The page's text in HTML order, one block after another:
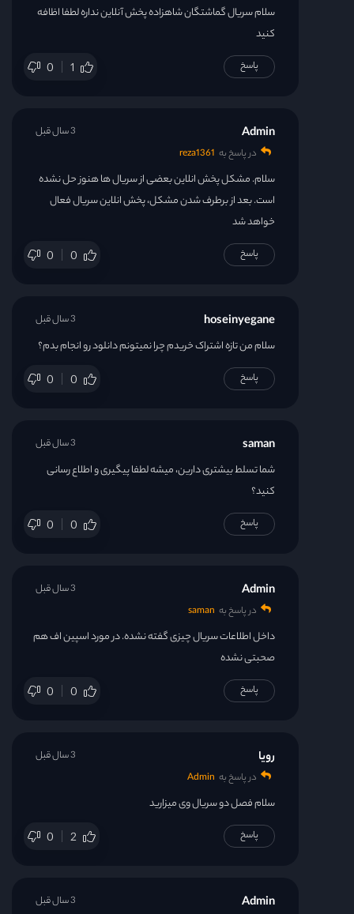
سلام سریال گماشتگان شاهزاده پخش آنلاین نداره لطفا اظافه
کنید
0 1 پاسخ
Admin
در پاسخ به reza1361
سلام. مشکل پخش انلاین بعضی از سریال ها هنوز حل نشده
است. بعد از برطرف شدن مشکل، پخش انلاین سریال فعال
خواهد شد
0 0
3 سال قبل
پاسخ
hoseinyegane
سلام من تازه اشتراک خریدم چرا نمیتونم دانلود رو انجام بدم؟
0 0
3 سال قبل
پاسخ
saman
شما تسلط بیشتری دارین، میشه لطفا پیگیری و اطلاع رسانی
کنید؟
0 0
3 سال قبل
پاسخ
Admin
در پاسخ به saman
داخل اطلاعات سریال چیزی گفته نشده. در مورد اسپین اف هم
صحبتی نشده
0 0
3 سال قبل
پاسخ
رویا
در پاسخ به Admin
سلام فصل دو سریال وی میزارید
0 2
3 سال قبل
پاسخ
Admin 3 سال قبل